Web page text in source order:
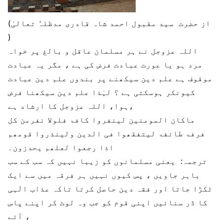
(از حضرت سید مقبول احمد شاہ قادری مدظلہٗ تعالیٰ
)
اللہ عزوجل نے ہر مسلمان عاقل و بالغ پر خواہ
مرد ہو یا عورت عبادت فرض کی ہے ، مگر یہ عبادت
موقوف ہے علم دین سیکھنے پر بندوں علم دین عبادت
کیونکر ہوسکتی ہے ؟ لہٰذا علم دین سیکھنا فرض
ہوا، اللہ عزوجل کا ارشاد ہے،
ماکان المومنین لینفروا کافۃ فلولا نفرمن کل
فرفۃ طائفۃ لیتفقھوا فی الدین ولینذروا قومھم
اذا رجعوا لعلھم یحدزون۔
ترجمہ: یعنی مسلمانوں کو زیبا نہیں کہ سب کے سب
باہر جاویں ، پس کیوں نہیں ہر فرقہ میں سے ایک
ٹکڑا جاتا اور فقہ دین حاصل کرتا تاکہ عذاب الٰہی
کا ڈر سنائیں اپنی قوم کو جب وہ لوٹ کر اپنے پاس
آئے ،